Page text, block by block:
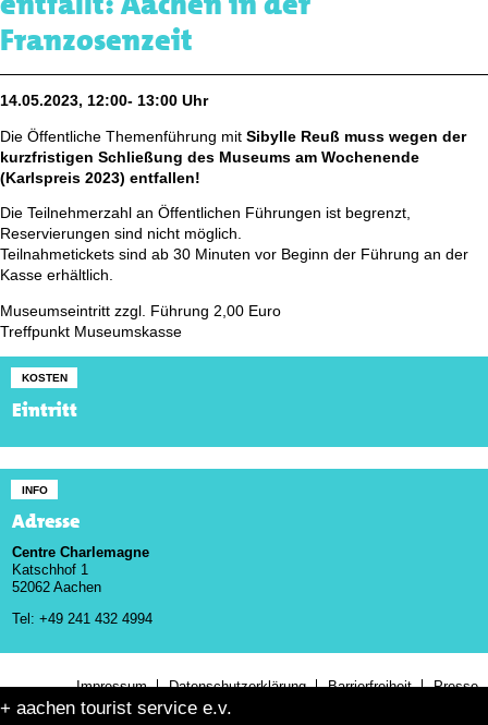
Franzosenzeit
14.05.2023, 12:00- 13:00 Uhr
Die Öffentliche Themenführung mit Sibylle Reuß muss wegen der
kurzfristigen Schließung des Museums am Wochenende
(Karlspreis 2023) entfallen!
Die Teilnehmerzahl an Öffentlichen Führungen ist begrenzt,
Reservierungen sind nicht möglich.
Teilnahmetickets sind ab 30 Minuten vor Beginn der Führung an der
Kasse erhältlich.
Museumseintritt zzgl. Führung 2,00 Euro
Treffpunkt Museumskasse
KOSTEN
Eintritt
INFO
Adresse
Centre Charlemagne
Katschhof 1
52062 Aachen
Tel: +49 241 432 4994
Impressum Datenschutzerklärung Barrierfreiheit Presse
+ aachen tourist service e.v.